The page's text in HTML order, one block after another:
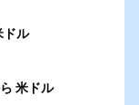
ル
米ドル